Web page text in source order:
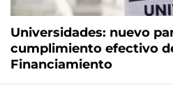
Universidades: nuevo
cumplimiento efectivo
Financiamiento